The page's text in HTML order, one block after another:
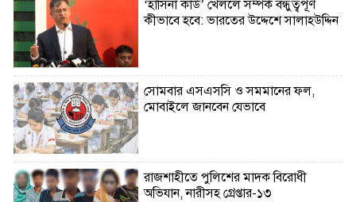
‘হাসিনা কার্ড’ খেললে সম্পর্ক বন্ধুত্বপূর্ণ
কীভাবে হবে: ভারতের উদ্দেশে সালাহউদ্দিন
সোমবার এসএসসি ও সমমানের ফল,
মোবাইলে জানবেন যেভাবে
রাজশাহীতে পুলিশের মাদক বিরোধী
অভিযান, নারীসহ গ্রেপ্তার-১৩